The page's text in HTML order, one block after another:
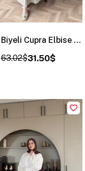
Atelier Biyeli Cupra Elbise Yağ Yeşili (3048)
31.50$
63.02$